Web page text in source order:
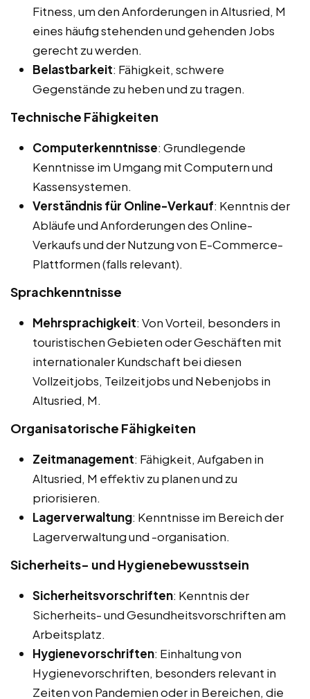
Fitness, um den Anforderungen in Altusried, M
eines häufig stehenden und gehenden Jobs
gerecht zu werden.
Belastbarkeit: Fähigkeit, schwere
Gegenstände zu heben und zu tragen.
Technische Fähigkeiten
Computerkenntnisse: Grundlegende
Kenntnisse im Umgang mit Computern und
Kassensystemen.
Verständnis für Online-Verkauf: Kenntnis der
Abläufe und Anforderungen des Online-
Verkaufs und der Nutzung von E-Commerce-
Plattformen (falls relevant).
Sprachkenntnisse
Mehrsprachigkeit: Von Vorteil, besonders in
touristischen Gebieten oder Geschäften mit
internationaler Kundschaft bei diesen
Vollzeitjobs, Teilzeitjobs und Nebenjobs in
Altusried, M.
Organisatorische Fähigkeiten
Zeitmanagement: Fähigkeit, Aufgaben in
Altusried, M effektiv zu planen und zu
priorisieren.
Lagerverwaltung: Kenntnisse im Bereich der
Lagerverwaltung und -organisation.
Sicherheits- und Hygienebewusstsein
Sicherheitsvorschriften: Kenntnis der
Sicherheits- und Gesundheitsvorschriften am
Arbeitsplatz.
Hygienevorschriften: Einhaltung von
Hygienevorschriften, besonders relevant in
Zeiten von Pandemien oder in Bereichen, die